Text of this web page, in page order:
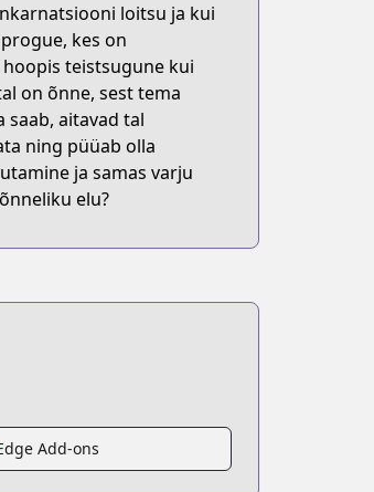
loitsu ja kui
kes on
teistsugune kui
on õnne, sest tema
aitavad tal
ning püüab olla
ja samas varju
elu?
Add-ons